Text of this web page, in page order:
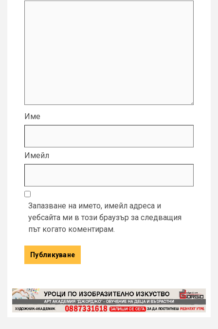
Име
Имейл
Запазване на името, имейл адреса и
уебсайта ми в този браузър за следващия
път когато коментирам.